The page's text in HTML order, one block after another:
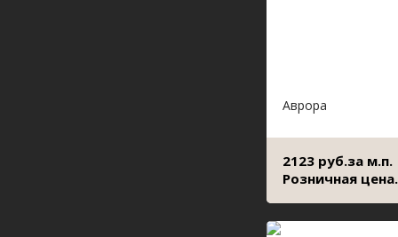
Аврора
2123 руб.за м.п.
Розничная цена.